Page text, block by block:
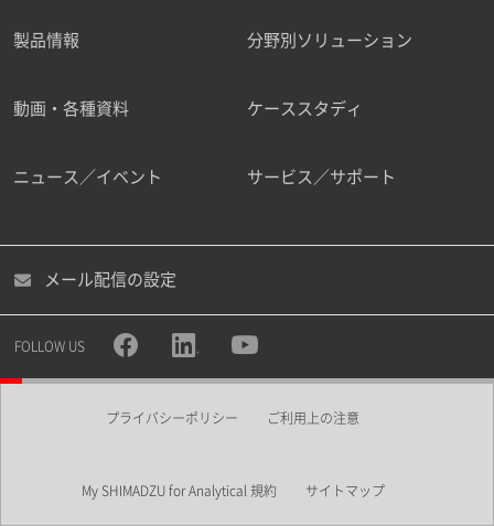
ご勤務先
職種
所属部署
製品情報 分野別ソリューション
動画・各種資料 ケーススタディ
ニュース／イベント サービス／サポート
メール配信の設定
FOLLOW US
プライバシーポリシー ご利用上の注意
My SHIMADZU for Analytical 規約 サイトマップ